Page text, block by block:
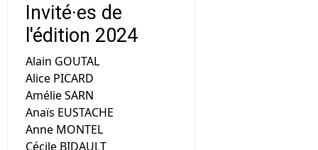
Invité·es de
l'édition 2024
Alain GOUTAL
Alice PICARD
Amélie SARN
Anaïs EUSTACHE
Anne MONTEL
Cécile BIDAULT